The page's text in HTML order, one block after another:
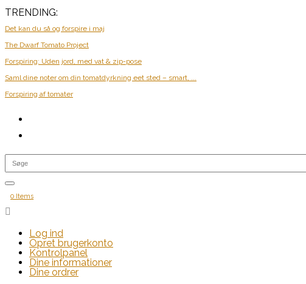
TRENDING:
Det kan du så og forspire i maj
The Dwarf Tomato Project
Forspiring: Uden jord, med vat & zip-pose
Saml dine noter om din tomatdyrkning eet sted – smart, ...
Forspiring af tomater
0 Items

Log ind
Opret brugerkonto
Kontrolpanel
Dine informationer
Dine ordrer